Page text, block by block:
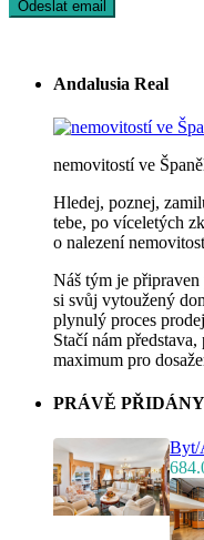
Andalusia Real
nemovitostí ve
Hledej, poznej,
tebe, po víceletých
o nalezení
Náš tým je
si svůj vytoužený
plynulý proces
Stačí nám
maximum pro
PRÁVĚ
Byt/